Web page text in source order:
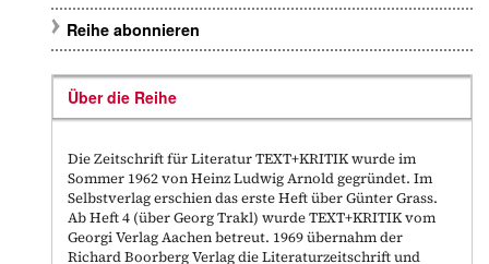
Reihe abonnieren
Über die Reihe
Die Zeitschrift für Literatur TEXT+KRITIK wurde im
Sommer 1962 von Heinz Ludwig Arnold gegründet. Im
Selbstverlag erschien das erste Heft über Günter Grass.
Ab Heft 4 (über Georg Trakl) wurde TEXT+KRITIK vom
Georgi Verlag Aachen betreut. 1969 übernahm der
Richard Boorberg Verlag die Literaturzeitschrift und